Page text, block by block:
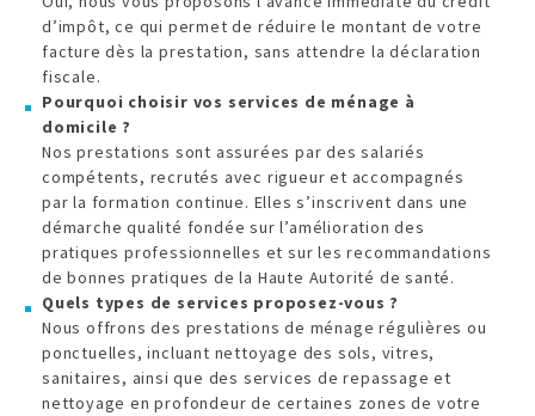
d’impôt, ce qui permet de réduire le montant de votre
facture dès la prestation, sans attendre la déclaration
fiscale.
Pourquoi choisir vos services de ménage à
domicile ?
Nos prestations sont assurées par des salariés
compétents, recrutés avec rigueur et accompagnés
par la formation continue. Elles s’inscrivent dans une
démarche qualité fondée sur l’amélioration des
pratiques professionnelles et sur les recommandations
de bonnes pratiques de la Haute Autorité de santé.
Quels types de services proposez-vous ?
Nous offrons des prestations de ménage régulières ou
ponctuelles, incluant nettoyage des sols, vitres,
sanitaires, ainsi que des services de repassage et
nettoyage en profondeur de certaines zones de votre